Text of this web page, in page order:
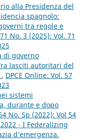
alla Presidenza del
spagnolo:
tra regole e
No. 3 (2025): Vol. 71
di governo
lasciti autoritari del
, DPCE Online: Vol. 57
sistemi
durante e dopo
No. Sp (2022): Vol 54
- I Federalizing
d’emergenza.